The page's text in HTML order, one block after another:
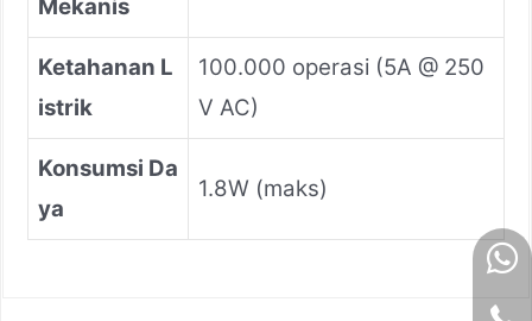
Mekanis
Ketahanan L
istrik
100.000 operasi (5A @ 250
V AC)
Konsumsi Da
ya
1.8W (maks)